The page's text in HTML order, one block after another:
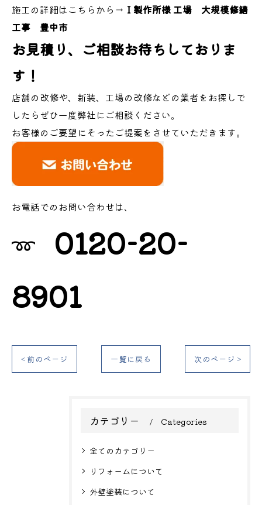
施工の詳細はこちらから→ Ｉ製作所様 工場 大規模修繕
工事 豊中市
お見積り、ご相談お待ちしておりま
す！
店舗の改修や、新装、工場の改修などの業者をお探しで
したらぜひ一度弊社にご相談ください。
お客様のご要望にそったご提案をさせていただきます。
お電話でのお問い合わせは、
➿ 0120-20-
8901
< 前のページ 一覧に戻る 次のページ >
カテゴリー Categories
全てのカテゴリー
リフォームについて
外壁塗装について